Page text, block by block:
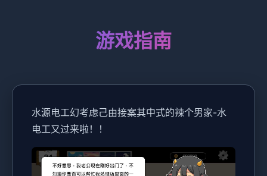
游戏指南
水源电工幻考虑己由接案其中式的辣个男家-水
电工又过来啦！！